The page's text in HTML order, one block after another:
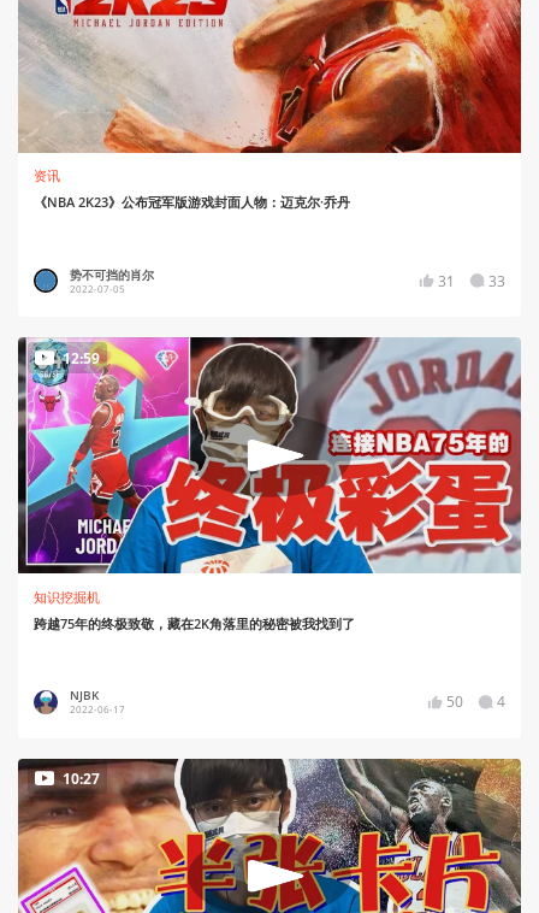
资讯
《NBA 2K23》公布冠军版游戏封面人物：迈克尔·乔丹
势不可挡的肖尔
2022-07-05 31 33
12:59
知识挖掘机
跨越75年的终极致敬，藏在2K角落里的秘密被我找到了
NJBK
2022-06-17 50 4
10:27